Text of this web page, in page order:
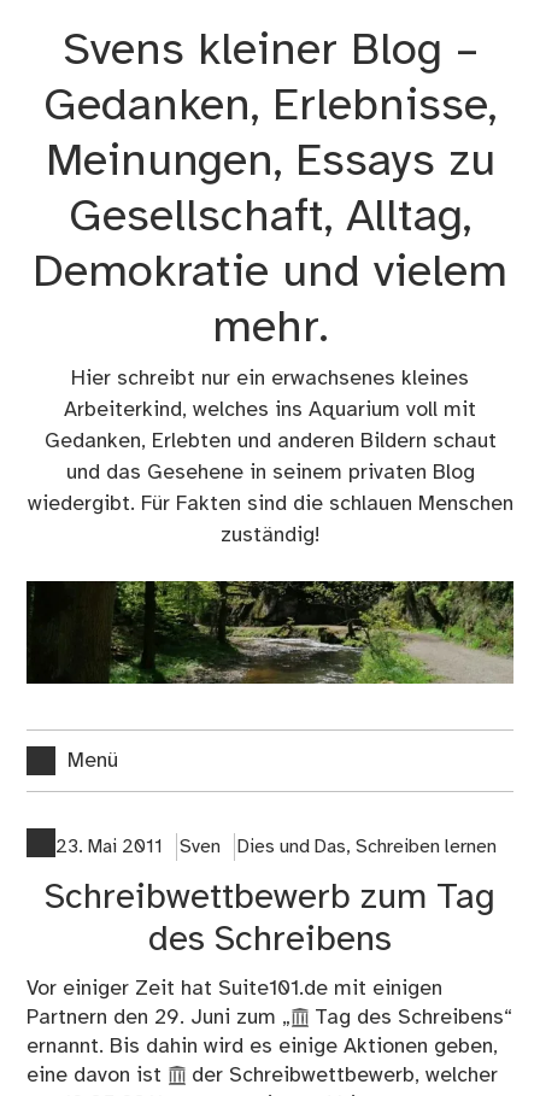
Svens kleiner Blog –
Gedanken, Erlebnisse,
Meinungen, Essays zu
Gesellschaft, Alltag,
Demokratie und vielem
mehr.
Hier schreibt nur ein erwachsenes kleines
Arbeiterkind, welches ins Aquarium voll mit
Gedanken, Erlebten und anderen Bildern schaut
und das Gesehene in seinem privaten Blog
wiedergibt. Für Fakten sind die schlauen Menschen
zuständig!
Menü
23. Mai 2011 Sven Dies und Das, Schreiben lernen
Schreibwettbewerb zum Tag
des Schreibens
Vor einiger Zeit hat Suite101.de mit einigen
Partnern den 29. Juni zum „
Tag des Schreibens“
ernannt. Bis dahin wird es einige Aktionen geben,
eine davon ist
der Schreibwettbewerb, welcher